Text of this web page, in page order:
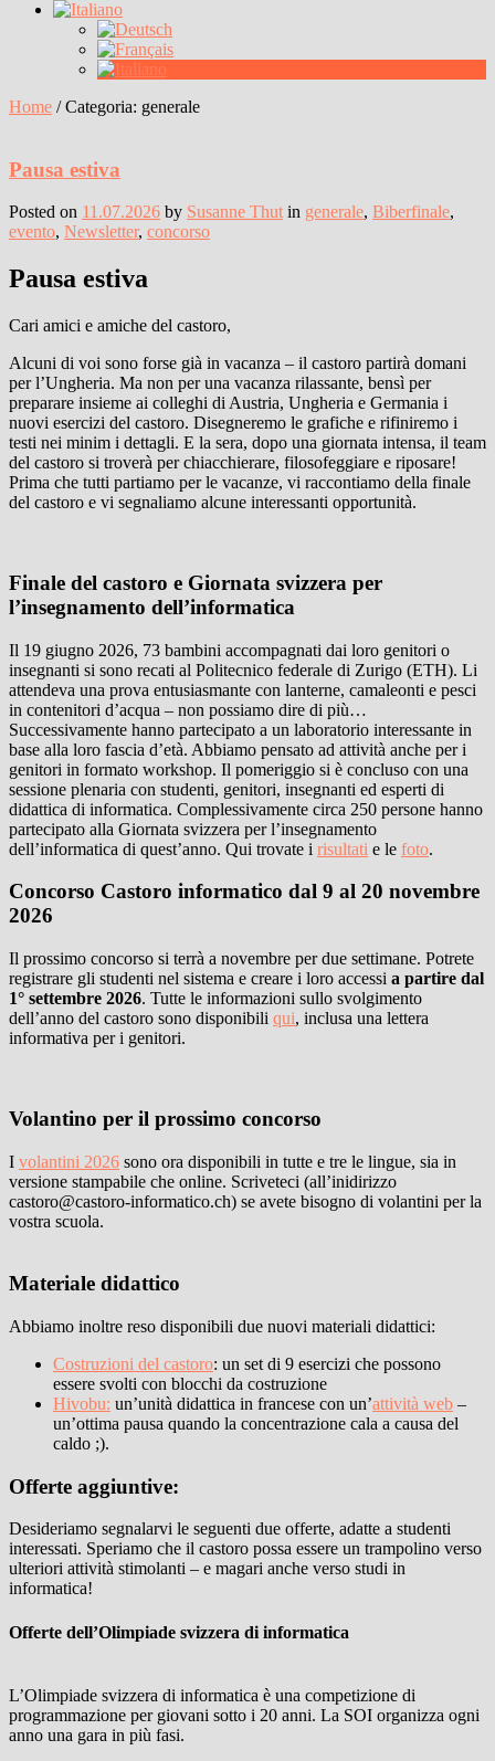
Home /Categoria: generale
Pausa estiva
Posted on 11.07.2026 by Susanne Thut in generale, Biberfinale,
evento, Newsletter, concorso
Pausa estiva
Cari amici e amiche del castoro,
Alcuni di voi sono forse già in vacanza – il castoro partirà domani
per l’Ungheria. Ma non per una vacanza rilassante, bensì per
preparare insieme ai colleghi di Austria, Ungheria e Germania i
nuovi esercizi del castoro. Disegneremo le grafiche e rifiniremo i
testi nei minim i dettagli. E la sera, dopo una giornata intensa, il team
del castoro si troverà per chiacchierare, filosofeggiare e riposare!
Prima che tutti partiamo per le vacanze, vi raccontiamo della finale
del castoro e vi segnaliamo alcune interessanti opportunità.
Finale del castoro e Giornata svizzera per
l’insegnamento dell’informatica
Il 19 giugno 2026, 73 bambini accompagnati dai loro genitori o
insegnanti si sono recati al Politecnico federale di Zurigo (ETH). Li
attendeva una prova entusiasmante con lanterne, camaleonti e pesci
in contenitori d’acqua – non possiamo dire di più…
Successivamente hanno partecipato a un laboratorio interessante in
base alla loro fascia d’età. Abbiamo pensato ad attività anche per i
genitori in formato workshop. Il pomeriggio si è concluso con una
sessione plenaria con studenti, genitori, insegnanti ed esperti di
didattica di informatica. Complessivamente circa 250 persone hanno
partecipato alla Giornata svizzera per l’insegnamento
dell’informatica di quest’anno. Qui trovate i risultati e le foto.
Concorso Castoro informatico dal 9 al 20 novembre
2026
Il prossimo concorso si terrà a novembre per due settimane. Potrete
registrare gli studenti nel sistema e creare i loro accessi a partire dal
1° settembre 2026. Tutte le informazioni sullo svolgimento
dell’anno del castoro sono disponibili qui, inclusa una lettera
informativa per i genitori.
Volantino per il prossimo concorso
I volantini 2026 sono ora disponibili in tutte e tre le lingue, sia in
versione stampabile che online. Scriveteci (all’inidirizzo
castoro@castoro-informatico.ch) se avete bisogno di volantini per la
vostra scuola.
Materiale didattico
Abbiamo inoltre reso disponibili due nuovi materiali didattici:
Costruzioni del castoro: un set di 9 esercizi che possono
essere svolti con blocchi da costruzione
Hivobu: un’unità didattica in francese con un’attività web –
un’ottima pausa quando la concentrazione cala a causa del
caldo ;).
Offerte aggiuntive:
Desideriamo segnalarvi le seguenti due offerte, adatte a studenti
interessati. Speriamo che il castoro possa essere un trampolino verso
ulteriori attività stimolanti – e magari anche verso studi in
informatica!
Offerte dell’Olimpiade svizzera di informatica
L’Olimpiade svizzera di informatica è una competizione di
programmazione per giovani sotto i 20 anni. La SOI organizza ogni
anno una gara in più fasi.